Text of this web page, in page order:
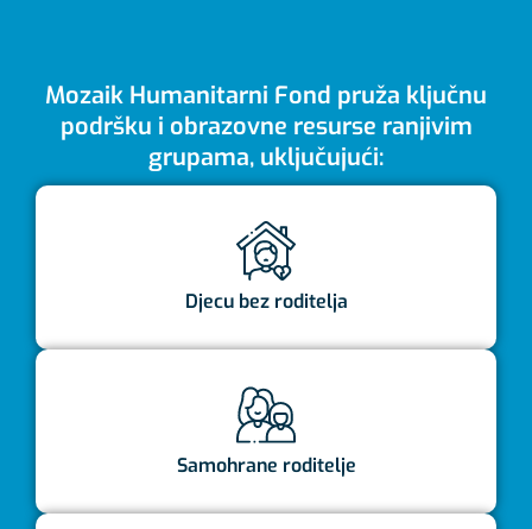
Mozaik Humanitarni Fond pruža ključnu
podršku i obrazovne resurse ranjivim
grupama, uključujući:
Djecu bez roditelja
Samohrane roditelje